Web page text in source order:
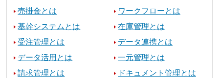
売掛金とは
ワークフローとは
基幹システムとは
在庫管理とは
受注管理とは
データ連携とは
データ活用とは
一元管理とは
請求管理とは
ドキュメント管理とは